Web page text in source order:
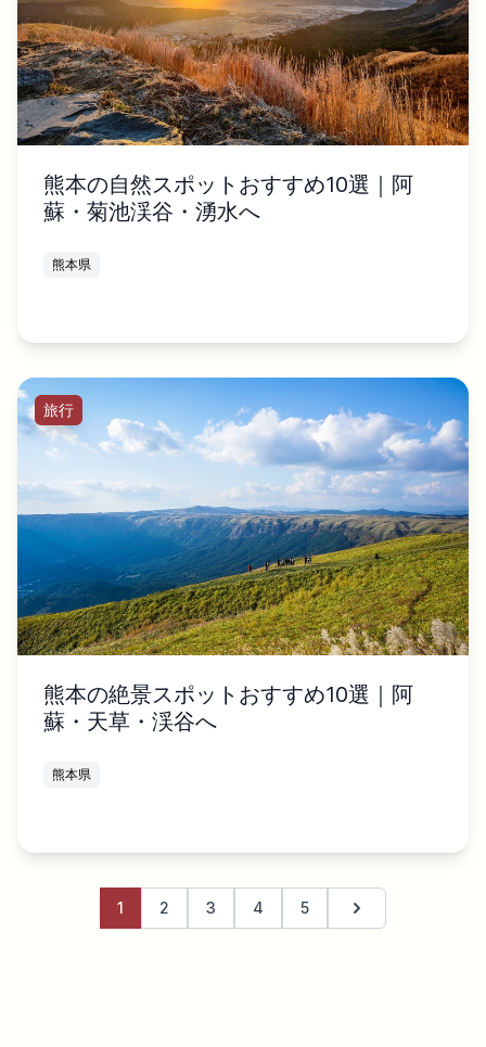
熊本の自然スポットおすすめ10選｜阿
蘇・菊池渓谷・湧水へ
熊本県
旅行
熊本の絶景スポットおすすめ10選｜阿
蘇・天草・渓谷へ
熊本県
1 2 3 4 5 次のページ